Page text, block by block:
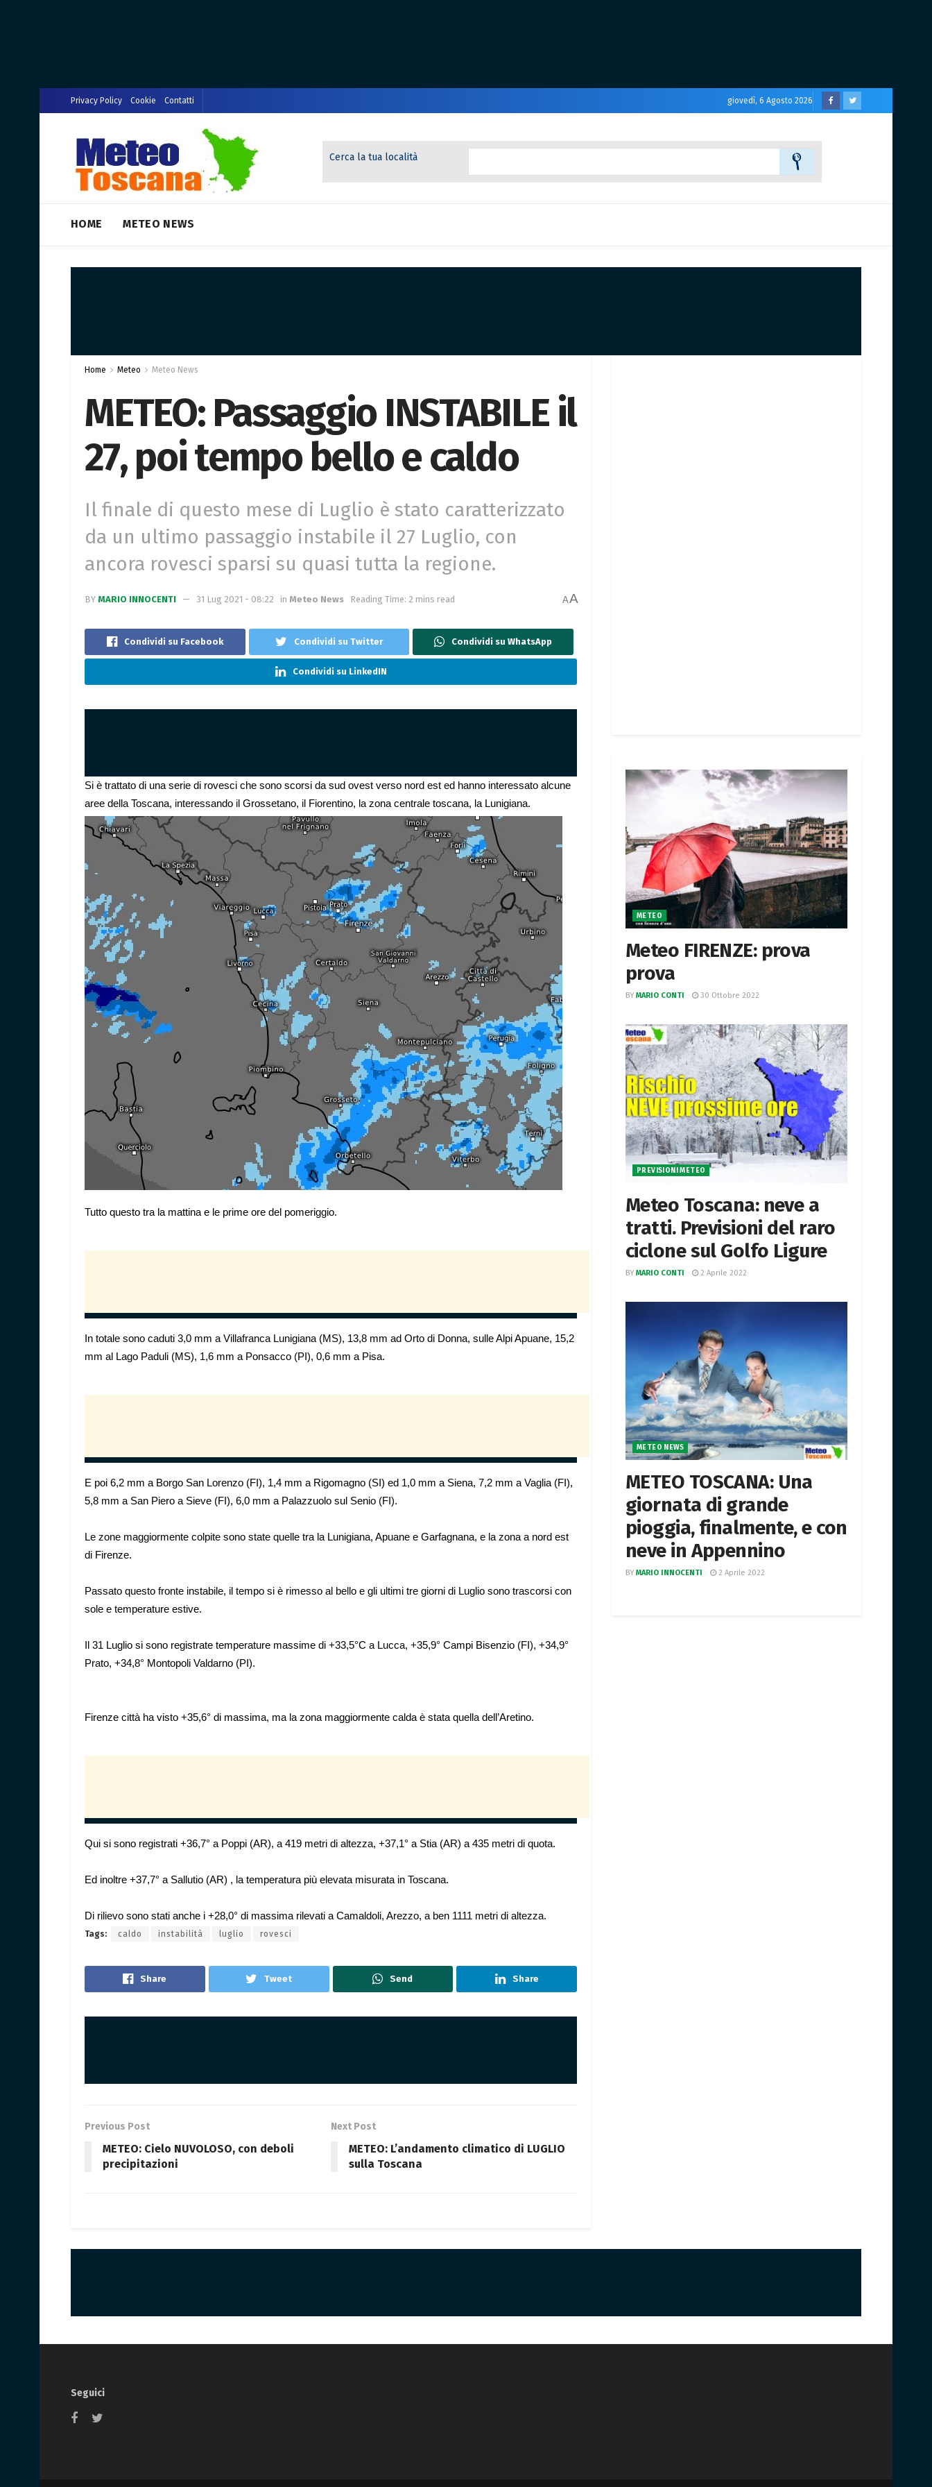
Privacy Policy Cookie Contatti giovedì, 6 Agosto 2026
Cerca la tua località
HOME METEO NEWS
Home Meteo Meteo News
METEO: Passaggio INSTABILE il
27, poi tempo bello e caldo
Il finale di questo mese di Luglio è stato caratterizzato
da un ultimo passaggio instabile il 27 Luglio, con
ancora rovesci sparsi su quasi tutta la regione.
BY MARIO INNOCENTI 31 Lug 2021 - 08:22 in Meteo News Reading Time: 2 mins read AA
Condividi su Facebook Condividi su Twitter Condividi su WhatsApp
Condividi su LinkedIN
Si è trattato di una serie di rovesci che sono scorsi da sud ovest verso nord est ed hanno interessato alcune
aree della Toscana, interessando il Grossetano, il Fiorentino, la zona centrale toscana, la Lunigiana.
Tutto questo tra la mattina e le prime ore del pomeriggio.
In totale sono caduti 3,0 mm a Villafranca Lunigiana (MS), 13,8 mm ad Orto di Donna, sulle Alpi Apuane, 15,2
mm al Lago Paduli (MS), 1,6 mm a Ponsacco (PI), 0,6 mm a Pisa.
E poi 6,2 mm a Borgo San Lorenzo (FI), 1,4 mm a Rigomagno (SI) ed 1,0 mm a Siena, 7,2 mm a Vaglia (FI),
5,8 mm a San Piero a Sieve (FI), 6,0 mm a Palazzuolo sul Senio (FI).
Le zone maggiormente colpite sono state quelle tra la Lunigiana, Apuane e Garfagnana, e la zona a nord est
di Firenze.
Passato questo fronte instabile, il tempo si è rimesso al bello e gli ultimi tre giorni di Luglio sono trascorsi con
sole e temperature estive.
Il 31 Luglio si sono registrate temperature massime di +33,5°C a Lucca, +35,9° Campi Bisenzio (FI), +34,9°
Prato, +34,8° Montopoli Valdarno (PI).
Firenze città ha visto +35,6° di massima, ma la zona maggiormente calda è stata quella dell’Aretino.
Qui si sono registrati +36,7° a Poppi (AR), a 419 metri di altezza, +37,1° a Stia (AR) a 435 metri di quota.
Ed inoltre +37,7° a Sallutio (AR) , la temperatura più elevata misurata in Toscana.
Di rilievo sono stati anche i +28,0° di massima rilevati a Camaldoli, Arezzo, a ben 1111 metri di altezza.
Tags: caldo instabilità luglio rovesci
Share Tweet Send Share
Previous Post
METEO: Cielo NUVOLOSO, con deboli
precipitazioni
Next Post
METEO: L’andamento climatico di LUGLIO
sulla Toscana
METEO
Meteo FIRENZE: prova
prova
BY MARIO CONTI 30 Ottobre 2022
PREVISIONI METEO
Meteo Toscana: neve a
tratti. Previsioni del raro
ciclone sul Golfo Ligure
BY MARIO CONTI 2 Aprile 2022
METEO NEWS
METEO TOSCANA: Una
giornata di grande
pioggia, finalmente, e con
neve in Appennino
BY MARIO INNOCENTI 2 Aprile 2022
Seguici